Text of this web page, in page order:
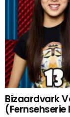
Bizaardvark